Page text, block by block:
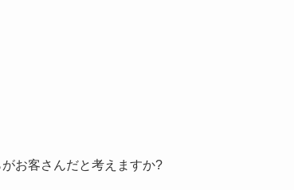
お客さんだと考えますか?